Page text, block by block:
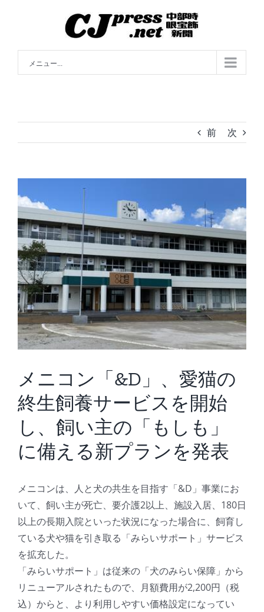
メニュー...
前 次
メニコン「&D」、愛猫の
終生飼養サービスを開始
し、飼い主の「もしも」
に備える新プランを発表
メニコンは、人と犬の共生を目指す「&D」事業にお
いて、飼い主が死亡、要介護2以上、施設入居、180日
以上の長期入院といった状況になった場合に、飼育し
ている犬や猫を引き取る「みらいサポート」サービス
を拡充した。
「みらいサポート」は従来の「犬のみらい保障」から
リニューアルされたもので、月額費用が2,200円（税
込）からと、より利用しやすい価格設定になってい